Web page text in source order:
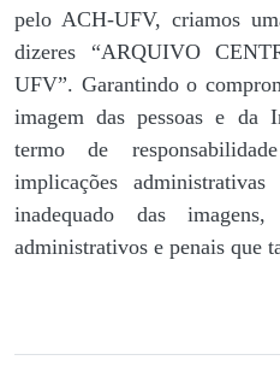
pelo ACH-UFV, criamos
dizeres “ARQUIVO
UFV”. Garantindo o
imagem das pessoas e da
termo de
implicações
inadequado das
administrativos e penais que